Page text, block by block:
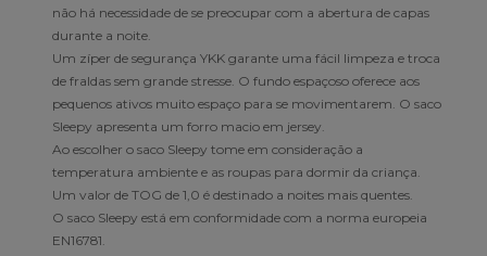
não há necessidade de se preocupar com a abertura de capas
durante a noite.
Um zíper de segurança YKK garante uma fácil limpeza e troca
de fraldas sem grande stresse. O fundo espaçoso oferece aos
pequenos ativos muito espaço para se movimentarem. O saco
Sleepy apresenta um forro macio em jersey.
Ao escolher o saco Sleepy tome em consideração a
temperatura ambiente e as roupas para dormir da criança.
Um valor de TOG de 1,0 é destinado a noites mais quentes.
O saco Sleepy está em conformidade com a norma europeia
EN16781.